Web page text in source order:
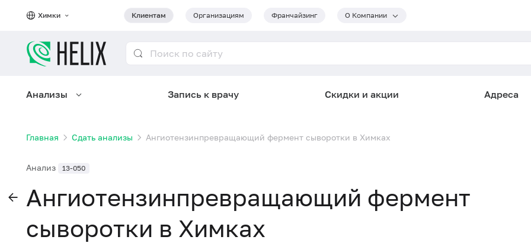
Химки Клиентам Организациям Франчайзинг О Компании
Анализы Запись к врачу Скидки и акции Адреса
Главная Сдать анализы Ангиотензинпревращающий фермент сыворотки в Химках
Анализ 13-050
Ангиотензинпревращающий фермент
сыворотки в Химках